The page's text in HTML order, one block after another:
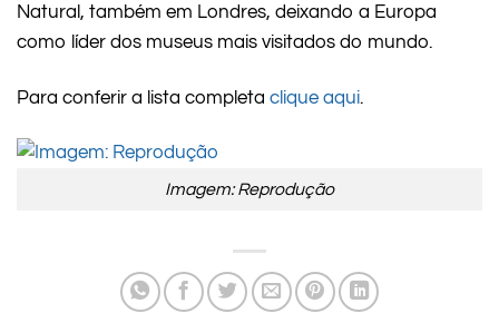
Natural, também em Londres, deixando a Europa
como líder dos museus mais visitados do mundo.
Para conferir a lista completa clique aqui.
Imagem: Reprodução